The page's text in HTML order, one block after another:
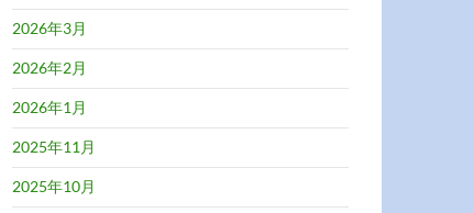
2026年3月
2026年2月
2026年1月
2025年11月
2025年10月